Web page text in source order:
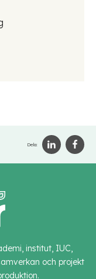
Dela:
institut, IUC,
och projekt